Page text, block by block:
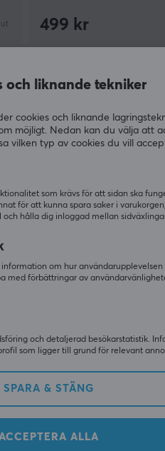
499 kr
[Magnetic Amber Pro]
449 kr
och liknande tekniker
cookies och liknande
möjligt. Nedan kan du välja att
vilken typ av cookies du vill
som krävs för att sidan ska
för att kunna spara saker i
hålla dig inloggad mellan
om hur
med förbättringar av
och detaljerad besökarstatistik.
som ligger till grund för relevant
SPARA & STÄNG
ALLA